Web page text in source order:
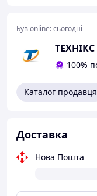
Був online:сьогодні
ТЕХНІКС
100%
Каталог продавця
Доставка
Нова Пошта